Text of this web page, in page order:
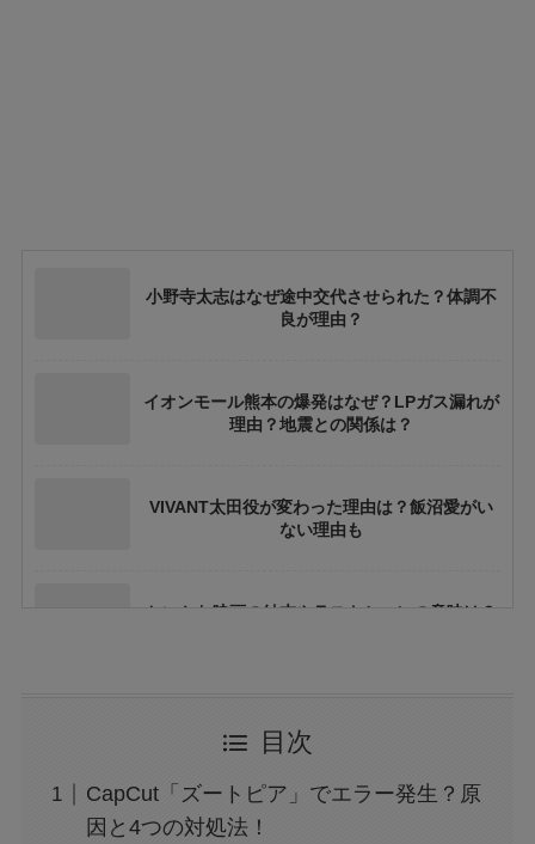
小野寺太志はなぜ途中交代させられた？体調不
良が理由？
イオンモール熊本の爆発はなぜ？LPガス漏れが
理由？地震との関係は？
VIVANT太田役が変わった理由は？飯沼愛がい
ない理由も
ちいかわ映画の結末やラストシーンの意味は？
結婚してる？
アレン様が川村エミコに怒ったのは本当？な
目次
CapCut「ズートピア」でエラー発生？原
因と4つの対処法！